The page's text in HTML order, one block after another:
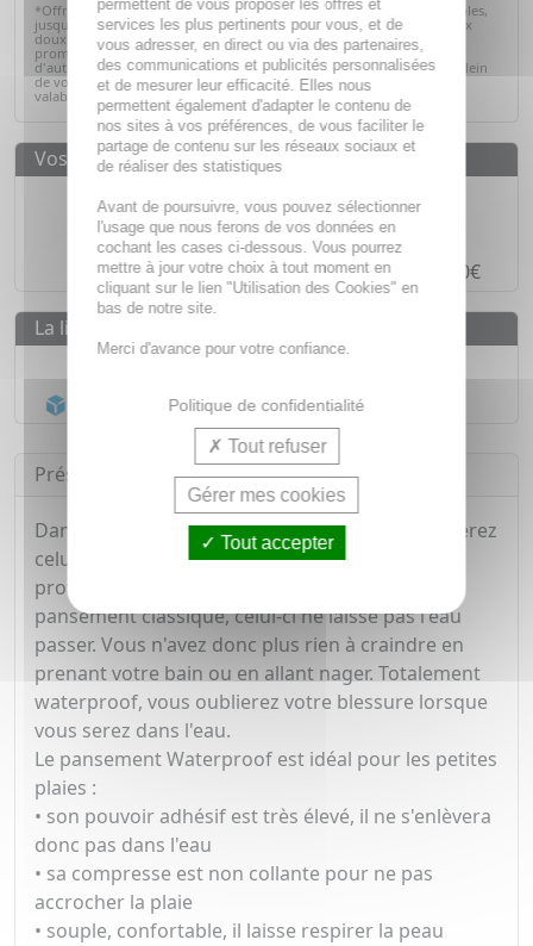
*Offre valables sur articles signalés, dans la limite des stocks disponibles,
jusqu'au 31/08/2026. Profitez de l'été pour prendre soin de vous à prix
doux. Retrouvez une sélection de produits de parapharmacie en
promotion : soins solaires, hydratation, bien-être, hygiène et bien
d'autres essentiels du quotidien. C'est le moment idéal pour faire le plein
de vos produits préférés tout en réalisant de belles économies. Offre
valable dans la limite des stocks disponibles.Voir la sélection
Vos avantages
Des prix
IMBATTABLES
Paiement en ligneSÉCURISÉ
Paiement en4 fois sans fraisà partir de 30€
La livraison
Livraison gratuite dès
Acheminement Chronopost en 24h*
Présentation
Dans cette boîte de 20 pansements, vous trouverez
celui à la taille adaptée à votre plaie. En plus de
protéger des saletés et bactéries comme tout
pansement classique, celui-ci ne laisse pas l'eau
passer. Vous n'avez donc plus rien à craindre en
prenant votre bain ou en allant nager. Totalement
waterproof, vous oublierez votre blessure lorsque
vous serez dans l'eau.
Le pansement Waterproof est idéal pour les petites
plaies :
• son pouvoir adhésif est très élevé, il ne s'enlèvera
donc pas dans l'eau
• sa compresse est non collante pour ne pas
accrocher la plaie
• souple, confortable, il laisse respirer la peau
permettent de vous proposer les offres et
services les plus pertinents pour vous, et de
vous adresser, en direct ou via des partenaires,
des communications et publicités personnalisées
et de mesurer leur efficacité. Elles nous
permettent également d'adapter le contenu de
nos sites à vos préférences, de vous faciliter le
partage de contenu sur les réseaux sociaux et
de réaliser des statistiques
Avant de poursuivre, vous pouvez sélectionner
l'usage que nous ferons de vos données en
cochant les cases ci-dessous. Vous pourrez
mettre à jour votre choix à tout moment en
cliquant sur le lien "Utilisation des Cookies" en
bas de notre site.
Merci d'avance pour votre confiance.
Politique de confidentialité
Tout refuser
Gérer mes cookies
Tout accepter